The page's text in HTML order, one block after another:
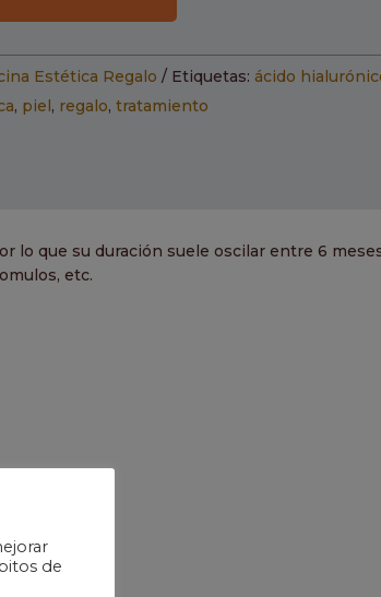
Estética Regalo Etiquetas: ácido
, piel, regalo, tratamiento
lo que su duración suele oscilar entre 6
etc.
de